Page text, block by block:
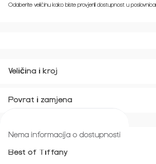
Nema informacija o dostupnosti
Odaberite veličinu kako biste provjerili dostupnost u
Veličina i kroj
Povrat i zamjena
Best of Tiffany